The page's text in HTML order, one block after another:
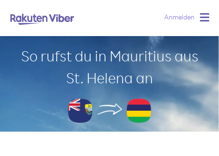
Anmelden
So rufst du in Mauritius aus
St. Helena an